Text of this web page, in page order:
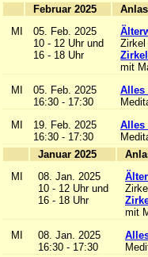
Februar 2025
MI
05. Feb. 2025
10 - 12 Uhr und
16 - 18 Uhr
Zirkel
mit
MI
05. Feb. 2025
16:30 - 17:30
Alles
MI
19. Feb. 2025
16:30 - 17:30
Alles
Januar 2025
MI
08. Jan. 2025
10 - 12 Uhr und
16 - 18 Uhr
mit
MI
08. Jan. 2025
16:30 - 17:30